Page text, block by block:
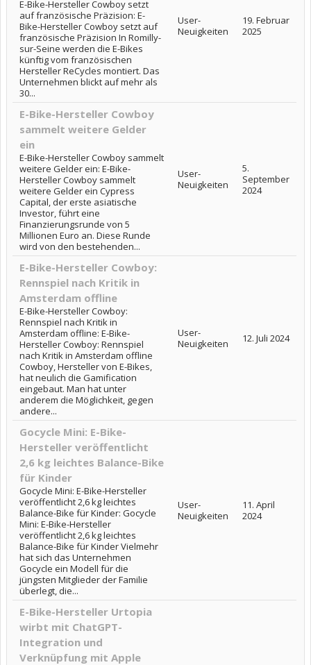
E-Bike-Hersteller Cowboy setzt
auf französische Präzision: E-
Bike-Hersteller Cowboy setzt auf
französische Präzision In Romilly-
sur-Seine werden die E-Bikes
künftig vom französischen
Hersteller ReCycles montiert. Das
Unternehmen blickt auf mehr als
30...
User-
Neuigkeiten
19. Februar
2025
E-Bike-Hersteller Cowboy
sammelt weitere Gelder
ein
E-Bike-Hersteller Cowboy sammelt
weitere Gelder ein: E-Bike-
Hersteller Cowboy sammelt
weitere Gelder ein Cypress
Capital, der erste asiatische
Investor, führt eine
Finanzierungsrunde von 5
Millionen Euro an. Diese Runde
wird von den bestehenden...
User-
Neuigkeiten
5.
September
2024
E-Bike-Hersteller Cowboy:
Rennspiel nach Kritik in
Amsterdam offline
E-Bike-Hersteller Cowboy:
Rennspiel nach Kritik in
Amsterdam offline: E-Bike-
Hersteller Cowboy: Rennspiel
nach Kritik in Amsterdam offline
Cowboy, Hersteller von E-Bikes,
hat neulich die Gamification
eingebaut. Man hat unter
anderem die Möglichkeit, gegen
andere...
User-
Neuigkeiten
12. Juli 2024
Gocycle Mini: E-Bike-
Hersteller veröffentlicht
2,6 kg leichtes Balance-Bike
für Kinder
Gocycle Mini: E-Bike-Hersteller
veröffentlicht 2,6 kg leichtes
Balance-Bike für Kinder: Gocycle
Mini: E-Bike-Hersteller
veröffentlicht 2,6 kg leichtes
Balance-Bike für Kinder Vielmehr
hat sich das Unternehmen
Gocycle ein Modell für die
jüngsten Mitglieder der Familie
überlegt, die...
User-
Neuigkeiten
11. April
2024
E-Bike-Hersteller Urtopia
wirbt mit ChatGPT-
Integration und
Verknüpfung mit Apple